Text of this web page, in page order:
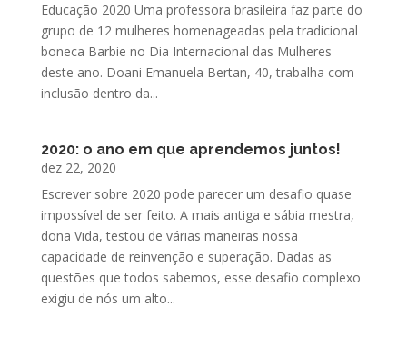
Educação 2020 Uma professora brasileira faz parte do
grupo de 12 mulheres homenageadas pela tradicional
boneca Barbie no Dia Internacional das Mulheres
deste ano. Doani Emanuela Bertan, 40, trabalha com
inclusão dentro da...
2020: o ano em que aprendemos juntos!
dez 22, 2020
Escrever sobre 2020 pode parecer um desafio quase
impossível de ser feito. A mais antiga e sábia mestra,
dona Vida, testou de várias maneiras nossa
capacidade de reinvenção e superação. Dadas as
questões que todos sabemos, esse desafio complexo
exigiu de nós um alto...